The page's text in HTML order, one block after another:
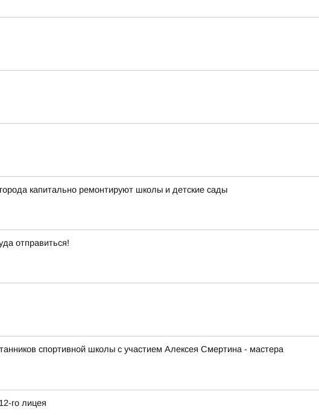
капитально ремонтируют школы и детские сады
отправиться!
спортивной школы с участием Алексея Смертина - мастера
го лицея